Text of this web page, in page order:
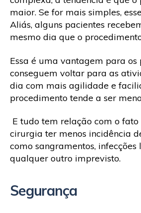
maior. Se for mais simples,
Aliás, alguns pacientes
mesmo dia que o
Essa é uma vantagem para os
conseguem voltar para as
dia com mais agilidade e
procedimento tende a ser
E tudo tem relação com o fato
cirurgia ter menos incidência
como sangramentos, infecções
qualquer outro imprevisto.
Segurança